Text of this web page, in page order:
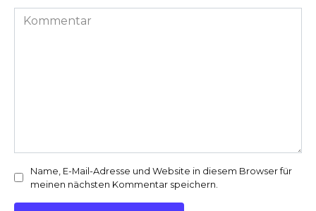
Kommentar
Name, E-Mail-Adresse und Website in diesem Browser für
meinen nächsten Kommentar speichern.